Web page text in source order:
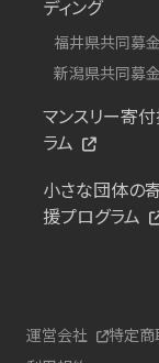
ディング
福井県共同募
新潟県共同募
マンスリー寄
ラム
小さな団体の
援プログラム
運営会社 特定商